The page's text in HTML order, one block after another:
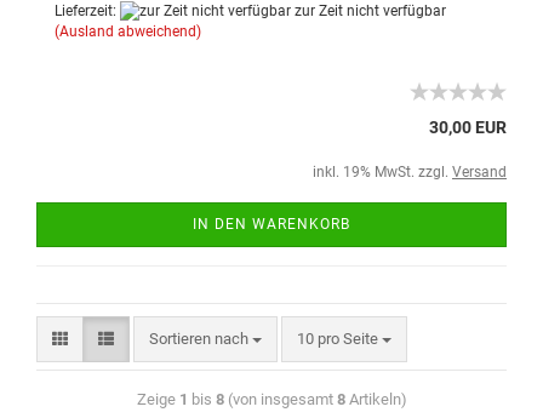
Lieferzeit:
zur Zeit nicht verfügbar
(Ausland abweichend)
30,00 EUR
inkl. 19% MwSt. zzgl. Versand
IN DEN WARENKORB
Sortieren nach 10 pro Seite
Zeige 1 bis 8(von insgesamt 8Artikeln)